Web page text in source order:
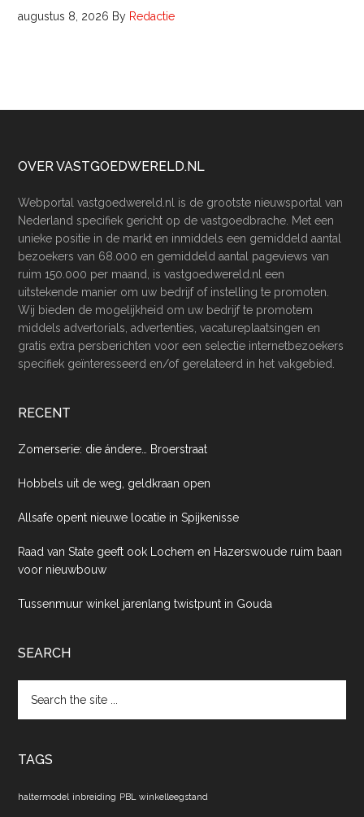
augustus 8, 2026 By Redactie
Footer
OVER VASTGOEDWERELD.NL
Webportal vastgoedwereld.nl is de grootste nieuwsportal van
Nederland specifiek gericht op de vastgoedbrache. Met een
unieke positie in de markt en inmiddels een gemiddeld aantal
bezoekers van 68.000 en gemiddeld aantal pageviews van
ruim 150.000 per maand, is vastgoedwereld.nl een
uitstekende manier om uw bedrijf of instelling te promoten.
Wij bieden de mogelijkheid om uw bedrijf te promotem
middels advertorials, advertenties, vacatureplaatsingen en
gratis extra persberichten voor een selectie internetbezoekers
specifiek geïnteresseerd en/of gerelateerd in het vakgebied.
RECENT
Zomerserie: die ándere… Broerstraat
Hobbels uit de weg, geldkraan open
Allsafe opent nieuwe locatie in Spijkenisse
Raad van State geeft ook Lochem en Hazerswoude ruim baan
voor nieuwbouw
Tussenmuur winkel jarenlang twistpunt in Gouda
SEARCH
the
TAGS
haltermodel inbreiding PBL winkelleegstand